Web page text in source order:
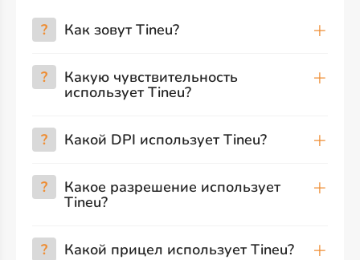
? Как зовут Tineu?
? Какую чувствительность
использует Tineu?
? Какой DPI использует Tineu?
? Какое разрешение использует
Tineu?
? Какой прицел использует Tineu?